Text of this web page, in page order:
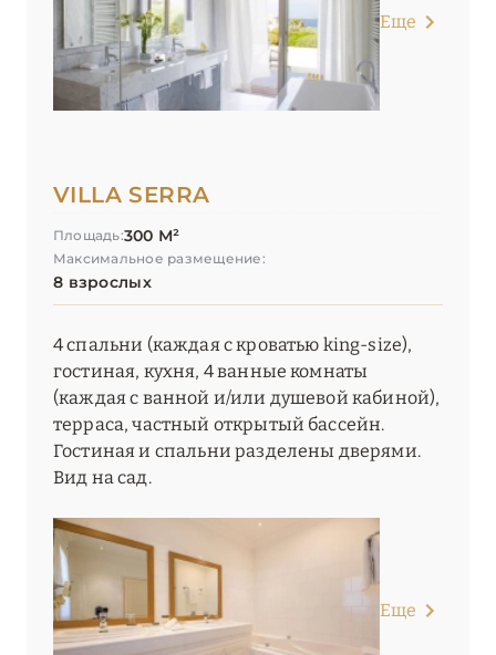
Еще
VILLA SERRA
Площадь:300 М²
Максимальное размещение:
8 взрослых
4 спальни (каждая с кроватью king-size),
гостиная, кухня, 4 ванные комнаты
(каждая с ванной и/или душевой кабиной),
терраса, частный открытый бассейн.
Гостиная и спальни разделены дверями.
Вид на сад.
Еще